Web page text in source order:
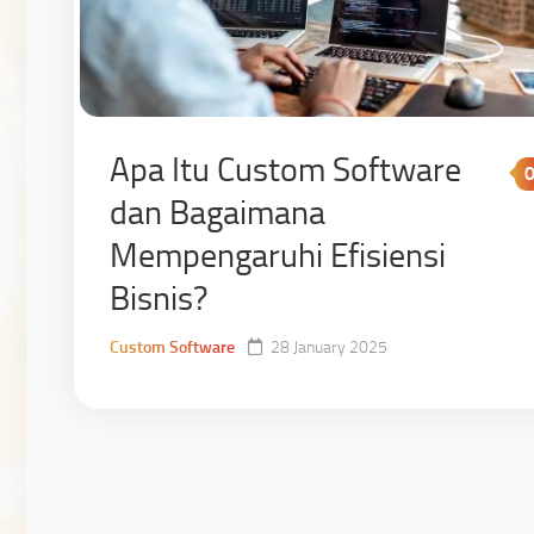
Apa Itu Custom Software
dan Bagaimana
Mempengaruhi Efisiensi
Bisnis?
0
Custom Software 28 January 2025